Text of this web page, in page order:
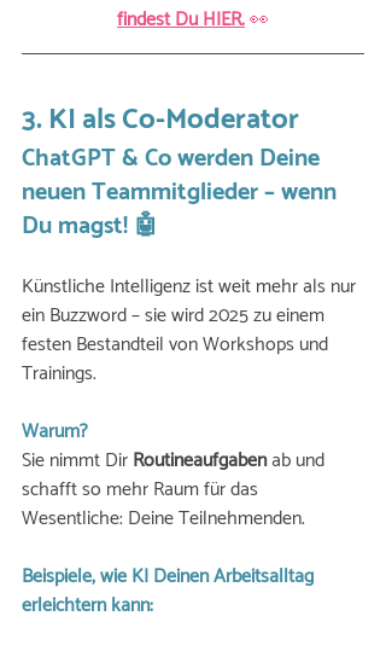
findest Du HIER. 👀
3. KI als Co-Moderator
ChatGPT & Co werden Deine
neuen Teammitglieder – wenn
Du magst! 🤖
Künstliche Intelligenz ist weit mehr als nur
ein Buzzword – sie wird 2025 zu einem
festen Bestandteil von Workshops und
Trainings.
Warum?
Sie nimmt Dir Routineaufgaben ab und
schafft so mehr Raum für das
Wesentliche: Deine Teilnehmenden.
Beispiele, wie KI Deinen Arbeitsalltag
erleichtern kann: